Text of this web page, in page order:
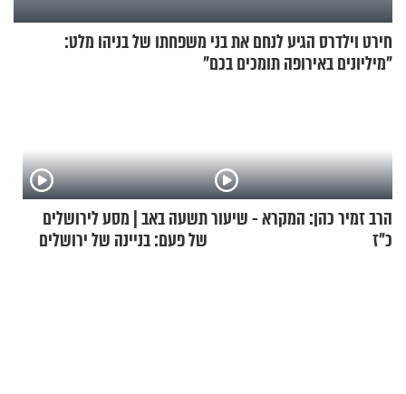
חירט וילדרס הגיע לנחם את בני משפחתו של בניהו מלט:
"מיליונים באירופה תומכים בכם"
הרב זמיר כהן: המקרא - שיעור
כ"ז
תשעה באב | מסע לירושלים
של פעם: בניינה של ירושלים